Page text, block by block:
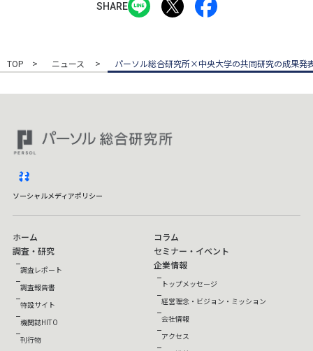
SHARE
TOP ニュース パーソル総合研究所×中央大学の共同研究の成果発
ソーシャルメディアポリシー
ホーム
調査・研究
調査レポート
調査報告書
特設サイト
機関誌HITO
刊行物
コラム
セミナー・イベント
企業情報
トップメッセージ
経営理念・ビジョン・ミッション
会社情報
アクセス